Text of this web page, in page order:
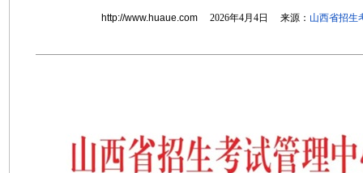
http://www.huaue.com2026年4月4日 来源： 山西省招生